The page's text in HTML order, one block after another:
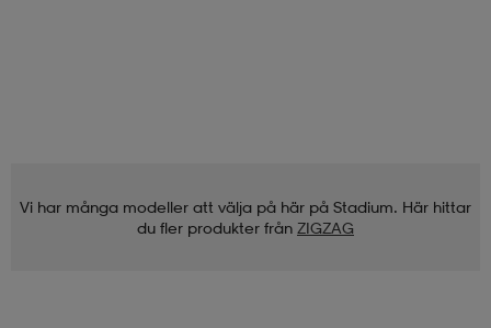
Vi har många modeller att välja på här på Stadium. Här hittar
du fler produkter från ZIGZAG